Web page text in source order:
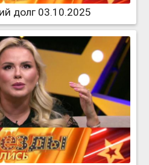
долг 03.10.2025